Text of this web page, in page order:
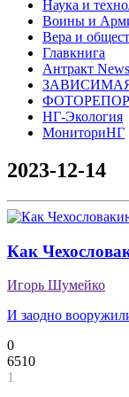
Наука и
Воины и
Вера и
Главкнига
Антракт News
НГ-Экология
МониториНГ
2023-12-14
Как
Игорь Шумейко
И заодно
0
6510
1